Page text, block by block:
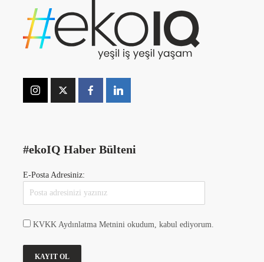
#ekoIQ Haber Bülteni
E-Posta Adresiniz:
KVKK Aydınlatma Metnini okudum, kabul ediyorum.